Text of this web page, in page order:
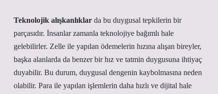
Teknolojik alışkanlıklar da bu duygusal tepkilerin bir
parçasıdır. İnsanlar zamanla teknolojiye bağımlı hale
gelebilirler. Zelle ile yapılan ödemelerin hızına alışan bireyler,
başka alanlarda da benzer bir hız ve tatmin duygusuna ihtiyaç
duyabilir. Bu durum, duygusal dengenin kaybolmasına neden
olabilir. Para ile yapılan işlemlerin daha hızlı ve dijital hale